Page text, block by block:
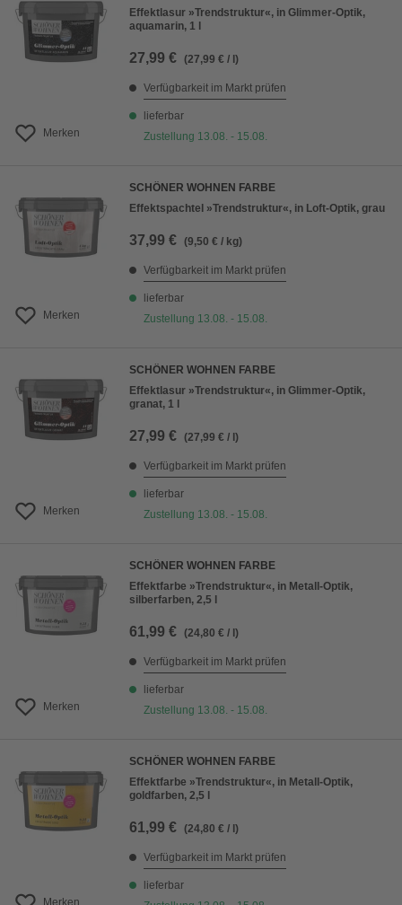
Merken
Effektlasur »Trendstruktur«, in Glimmer-Optik,
aquamarin, 1 l
27,99 € (27,99 € / l)
Verfügbarkeit im Markt prüfen
lieferbar
Zustellung 13.08. - 15.08.
Merken
SCHÖNER WOHNEN FARBE
Effektspachtel »Trendstruktur«, in Loft-Optik, grau
37,99 € (9,50 € / kg)
Verfügbarkeit im Markt prüfen
lieferbar
Zustellung 13.08. - 15.08.
Merken
SCHÖNER WOHNEN FARBE
Effektlasur »Trendstruktur«, in Glimmer-Optik,
granat, 1 l
27,99 € (27,99 € / l)
Verfügbarkeit im Markt prüfen
lieferbar
Zustellung 13.08. - 15.08.
Merken
SCHÖNER WOHNEN FARBE
Effektfarbe »Trendstruktur«, in Metall-Optik,
silberfarben, 2,5 l
61,99 € (24,80 € / l)
Verfügbarkeit im Markt prüfen
lieferbar
Zustellung 13.08. - 15.08.
SCHÖNER WOHNEN FARBE
Effektfarbe »Trendstruktur«, in Metall-Optik,
goldfarben, 2,5 l
61,99 € (24,80 € / l)
Verfügbarkeit im Markt prüfen
lieferbar